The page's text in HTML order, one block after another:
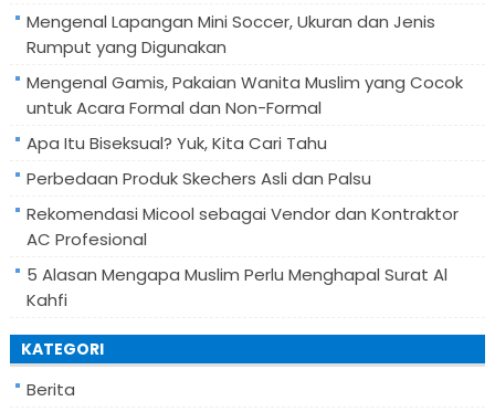
Mengenal Lapangan Mini Soccer, Ukuran dan Jenis
Rumput yang Digunakan
Mengenal Gamis, Pakaian Wanita Muslim yang Cocok
untuk Acara Formal dan Non-Formal
Apa Itu Biseksual? Yuk, Kita Cari Tahu
Perbedaan Produk Skechers Asli dan Palsu
Rekomendasi Micool sebagai Vendor dan Kontraktor
AC Profesional
5 Alasan Mengapa Muslim Perlu Menghapal Surat Al
Kahfi
KATEGORI
Berita